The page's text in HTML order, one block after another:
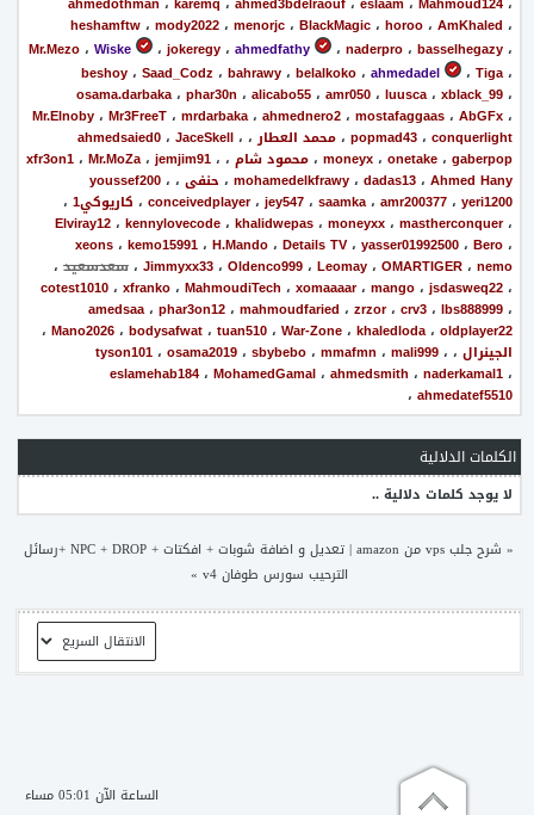
heshamftw، mody2022، menorjc، BlackMagic، horoo، AmKhaled ،
Mr.Mezo، Wiske ،jokeregy، ahmedfathy ، naderpro، basselhegazy،
beshoy، Saad_Codz، bahrawy، belalkoko، ahmedadel ، Tiga،
osama.darbaka، phar30n ، alicabo55، amr050، luusca، xblack_99،
Mr.Elnoby، Mr3FreeT، mrdarbaka، ahmednero2، mostafaggaas، AbGFx،
popmad43، conquerlight ،محمد العطار ، ahmedsaied0، JaceSkell،
moneyx، onetake، gaberpop ،محمود شام ، xfr3on1، Mr.MoZa،jemjim91،
mohamedelkfrawy، dadas13، Ahmed Hany ، حنفى ، youssef200،
conceivedplayer،jey547، saamka، amr200377، yeri1200 ، كاريوكي1 ،
Elviray12، kennylovecode، khalidwepas، moneyxx، mastherconquer،
xeons، kemo15991، H.Mando، Details TV، yasser01992500، Bero،
Jimmyxx33، Oldenco999، Leomay، OMARTIGER، nemo ،سعدسعيد ،
cotest1010، xfranko، MahmoudiTech ، xomaaaar، mango،jsdasweq22،
amedsaa، phar3on12، mahmoudfaried ، zrzor، crv3، lbs888999،
Mano2026، bodysafwat، tuan510، War-Zone، khaledloda، oldplayer22
،
الجينرال ، tyson101، osama2019، sbybebo، mmafmn ، mali999،
eslamehab184، MohamedGamal، ahmedsmith ، naderkamal1،
ahmedatef5510 ،
الكلمات الدلالية
لا يوجد كلمات دلالية ..
« شرح جلب vps من amazon |
تعديل و اضافة شوبات + افكتات + NPC + DROP +رسائل
الترحيب سورس طوفان v4
»
الساعة الآن 05:01 مساء